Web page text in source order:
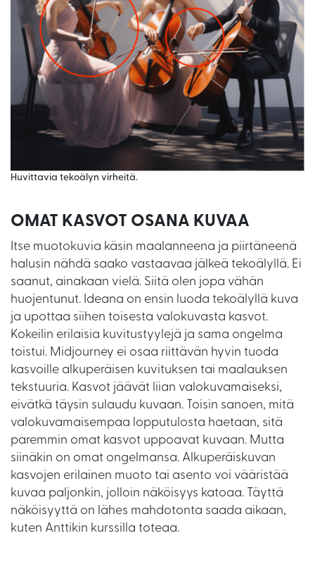
Huvittavia tekoälyn virheitä.
OMAT KASVOT OSANA KUVAA
Itse muotokuvia käsin maalanneena ja piirtäneenä
halusin nähdä saako vastaavaa jälkeä tekoälyllä. Ei
saanut, ainakaan vielä. Siitä olen jopa vähän
huojentunut. Ideana on ensin luoda tekoälyllä kuva
ja upottaa siihen toisesta valokuvasta kasvot.
Kokeilin erilaisia kuvitustyylejä ja sama ongelma
toistui. Midjourney ei osaa riittävän hyvin tuoda
kasvoille alkuperäisen kuvituksen tai maalauksen
tekstuuria. Kasvot jäävät liian valokuvamaiseksi,
eivätkä täysin sulaudu kuvaan. Toisin sanoen, mitä
valokuvamaisempaa lopputulosta haetaan, sitä
paremmin omat kasvot uppoavat kuvaan. Mutta
siinäkin on omat ongelmansa. Alkuperäiskuvan
kasvojen erilainen muoto tai asento voi vääristää
kuvaa paljonkin, jolloin näköisyys katoaa. Täyttä
näköisyyttä on lähes mahdotonta saada aikaan,
kuten Anttikin kurssilla toteaa.